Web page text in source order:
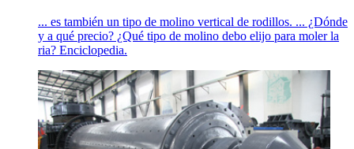
... es también un tipo de molino vertical de rodillos. ... ¿Dónde
y a qué precio? ¿Qué tipo de molino debo elijo para moler la
ria? Enciclopedia.